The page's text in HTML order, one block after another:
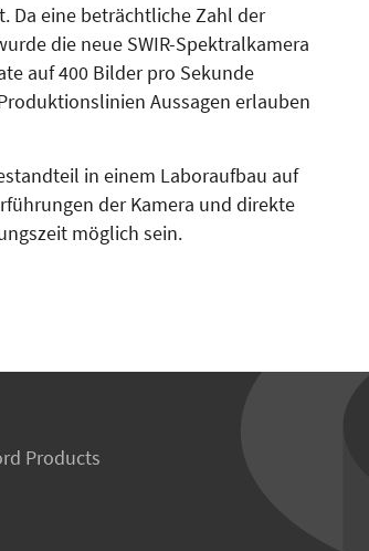
Da eine beträchtliche Zahl der
die neue SWIR-Spektralkamera
auf 400 Bilder pro Sekunde
Aussagen erlauben
in einem Laboraufbau auf
der Kamera und direkte
möglich sein.
Products